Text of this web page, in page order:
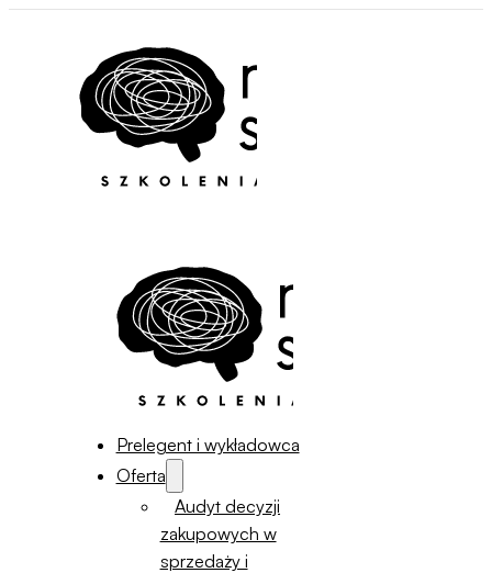
Prelegent i wykładowca
Oferta
Audyt decyzji
zakupowych w
sprzedaży i